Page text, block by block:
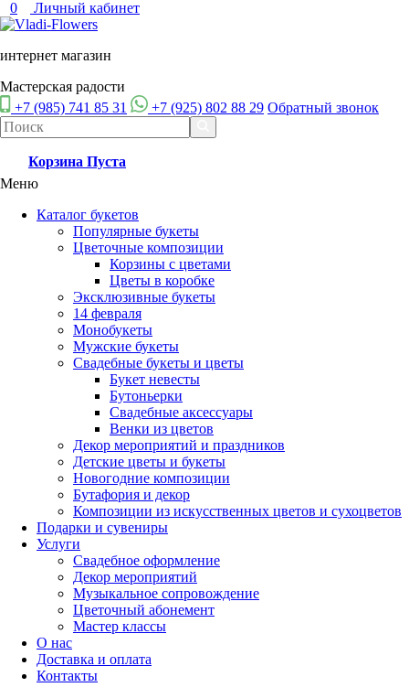
0 Личный кабинет
интернет магазин
Мастерская радости
+7 (985) 741 85 31
+7 (925) 802 88 29 Обратный звонок
Корзина Пуста
Меню
Каталог букетов
Популярные букеты
Цветочные композиции
Корзины с цветами
Цветы в коробке
Эксклюзивные букеты
14 февраля
Монобукеты
Мужские букеты
Свадебные букеты и цветы
Букет невесты
Бутоньерки
Свадебные аксессуары
Венки из цветов
Декор мероприятий и праздников
Детские цветы и букеты
Новогодние композиции
Бутафория и декор
Композиции из искусственных цветов и сухоцветов
Подарки и сувениры
Услуги
Свадебное оформление
Декор мероприятий
Музыкальное сопровождение
Цветочный абонемент
Мастер классы
О нас
Доставка и оплата
Контакты